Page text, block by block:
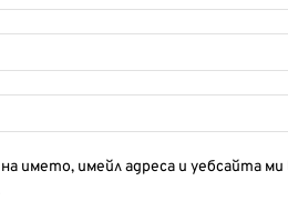
на името, имейл адреса и уебсайта